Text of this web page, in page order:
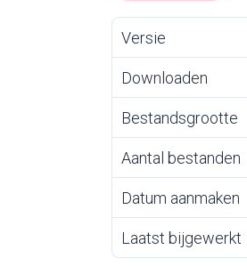
Versie
Downloaden
Bestandsgrootte
Aantal bestanden
Datum aanmaken
Laatst bijgewerkt